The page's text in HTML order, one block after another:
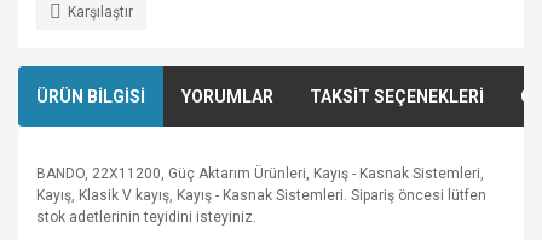
Karşılaştır
ÜRÜN BİLGİSİ YORUMLAR TAKSİT SEÇENEKLERİ
BANDO, 22X11200, Güç Aktarım Ürünleri, Kayış - Kasnak Sistemleri,
Kayış, Klasik V kayış, Kayış - Kasnak Sistemleri. Sipariş öncesi lütfen
stok adetlerinin teyidini isteyiniz.